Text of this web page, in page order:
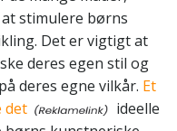
stimulere børns
Det er vigtigt at
deres egen stil og
deres egne vilkår. Et
det
ideelle